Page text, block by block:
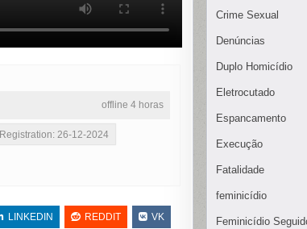
offline 4 horas
Registration: 26-12-2024
LINKEDIN REDDIT VK
Crime Sexual
Denúncias
Duplo Homicídio
Eletrocutado
Espancamento
Execução
Fatalidade
feminicídio
Feminicídio